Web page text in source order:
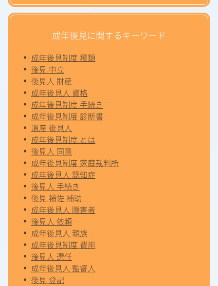
成年後見に関するキーワード
成年後見制度 種類
後見 申立
後見人 財産
成年後見人 資格
成年後見制度 手続き
成年後見制度 診断書
遺産 後見人
成年後見制度 とは
後見人 同意
成年後見制度 家庭裁判所
成年後見人 認知症
後見人 手続き
後見 補佐 補助
成年後見人 障害者
後見人 依頼
成年後見人 親族
成年後見制度 費用
後見人 選任
成年後見人 監督人
後見 登記